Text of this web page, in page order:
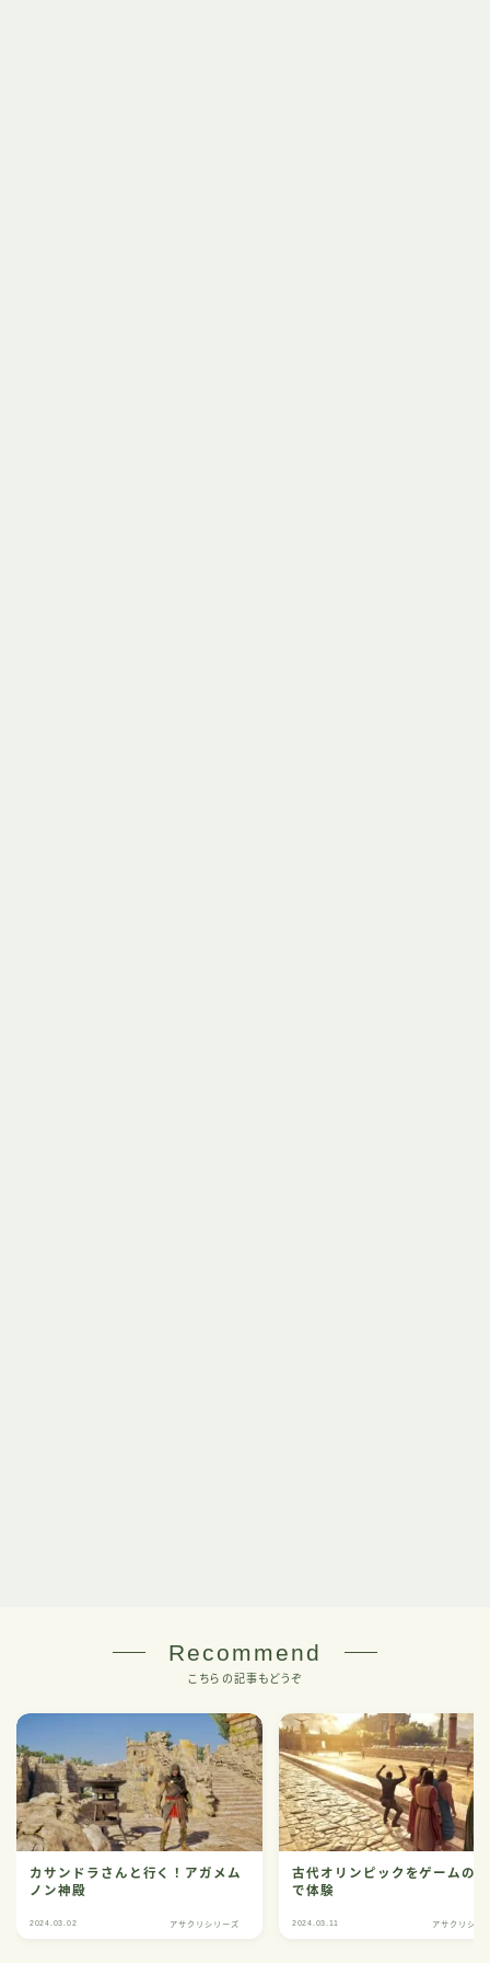
Recommend
こちらの記事もどうぞ
カサンドラさんと行く！アガメム
ノン神殿
2024.03.02 アサクリシリーズ
古代オリンピックをゲームの
で体験
2024.03.11 アサクリシリ